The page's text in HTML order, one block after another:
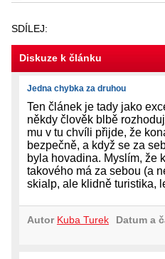
SDÍLEJ:
Diskuze k článku
Jedna chybka za druhou
Ten článek je tady jako
někdy člověk blbě
mu v tu chvíli přijde, že
bezpečně, a když se za
byla hovadina. Myslím, že
takového má za sebou (a
skialp, ale klidně turistika,
Autor Kuba Turek Datum a